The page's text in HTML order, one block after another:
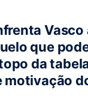
Vasco
que
da
motivação